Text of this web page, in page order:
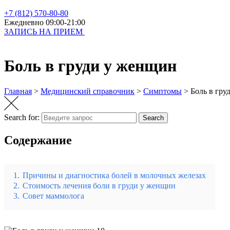
+7 (812) 570-80-80
Ежедневно 09:00-21:00
ЗАПИСЬ НА ПРИЕМ
Боль в груди у женщин
Главная > Медицинский справочник > Симптомы > Боль в
Search for: Search
Содержание
1. Причины и диагностика болей в молочных железах
2. Стоимость лечения боли в груди у женщин
3. Совет маммолога